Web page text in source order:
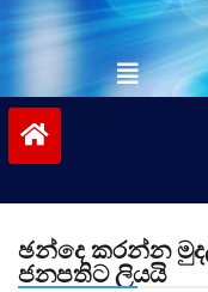
ඡන්දෙ කරන්න
ජනපතිට ලියයි